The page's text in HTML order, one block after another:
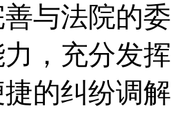
与法院的
，充分发
的纠纷调